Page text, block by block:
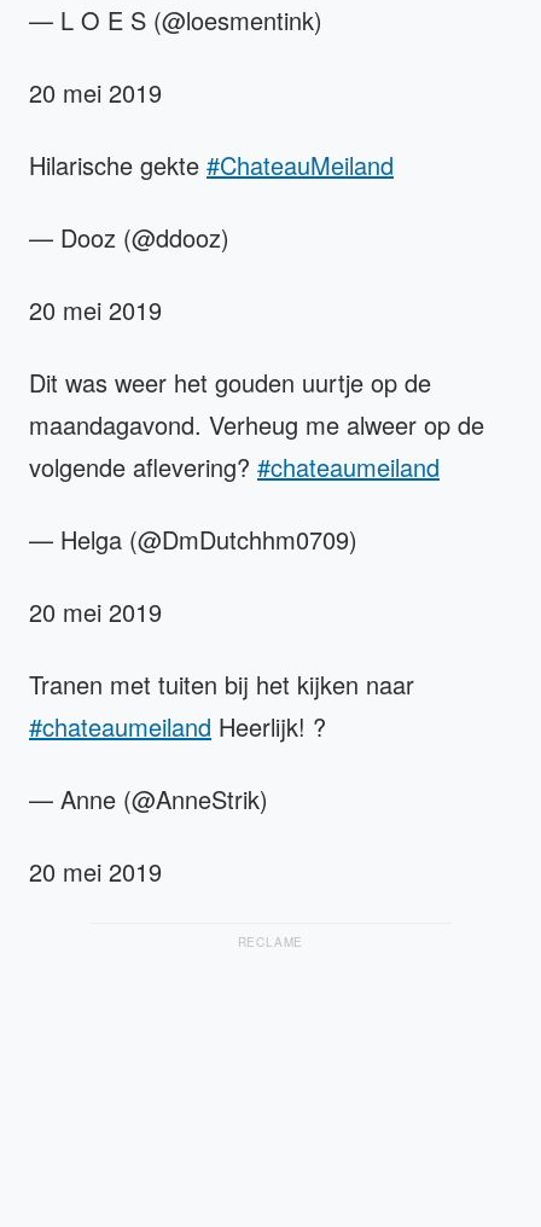
— L O E S (@loesmentink)
20 mei 2019
Hilarische gekte #ChateauMeiland
— Dooz (@ddooz)
20 mei 2019
Dit was weer het gouden uurtje op de
maandagavond. Verheug me alweer op de
volgende aflevering? #chateaumeiland
— Helga (@DmDutchhm0709)
20 mei 2019
Tranen met tuiten bij het kijken naar
#chateaumeiland Heerlijk! ?
— Anne (@AnneStrik)
20 mei 2019
RECLAME